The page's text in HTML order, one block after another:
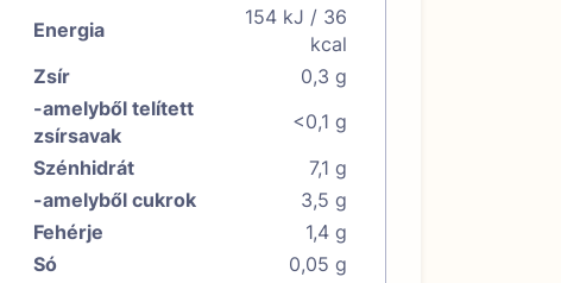
Energia
154 kJ / 36
kcal
Zsír
0,3 g
-amelyből telített
zsírsavak
<0,1 g
Szénhidrát
7,1 g
-amelyből cukrok
3,5 g
Fehérje
1,4 g
Só
0,05 g